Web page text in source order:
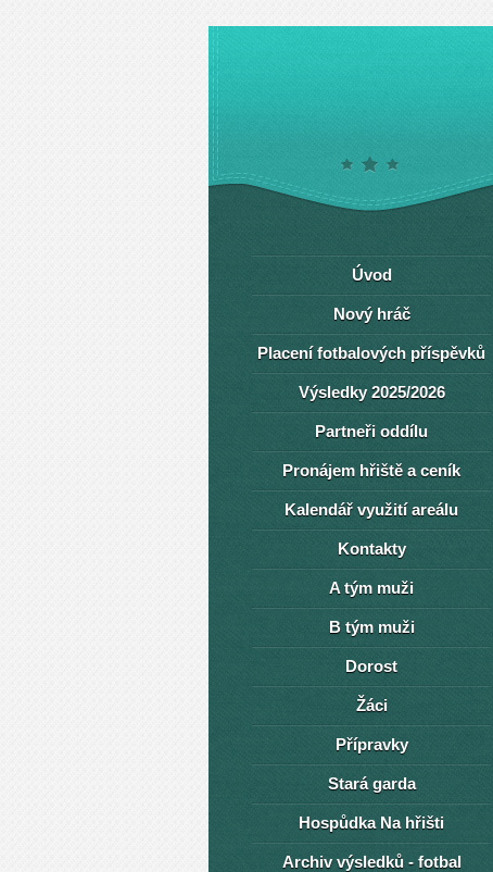
Úvod
Nový hráč
Placení fotbalových příspěvků
Výsledky 2025/2026
Partneři oddílu
Pronájem hřiště a ceník
Kalendář využití areálu
Kontakty
A tým muži
B tým muži
Dorost
Žáci
Přípravky
Stará garda
Hospůdka Na hřišti
Archiv výsledků - fotbal